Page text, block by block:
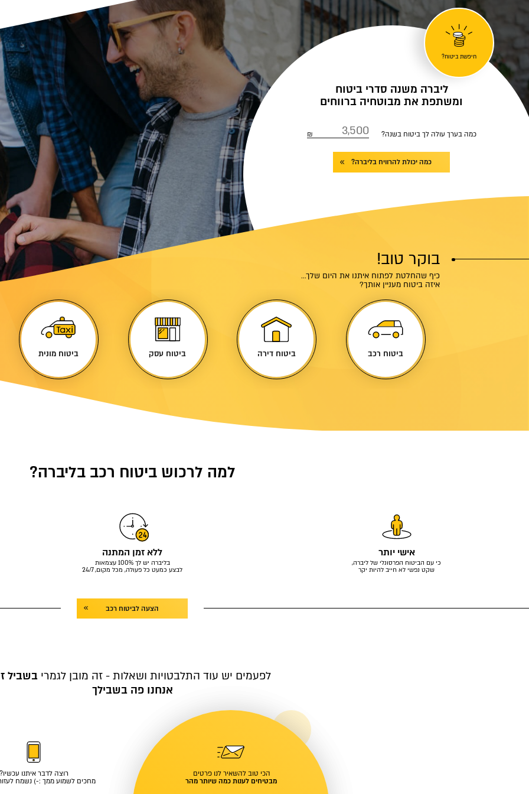
חיפשת ביטוח?
ליברה משנה סדרי ביטוח
ומשתפת את מבוטחיה ברווחים
כמה בערך עולה לך ביטוח בשנה?
כמה יכולת להרוויח בליברה?
בוקר טוב!
כיף שהחלטת לפתוח איתנו את היום שלך...
איזה ביטוח מעניין אותך?
ביטוח רכב ביטוח דירה ביטוח עסק ביטוח מונית
למה לרכוש ביטוח רכב בליברה?
אישי יותר
כי עם הביטוח הפרסונלי של ליברה,
שקט נפשי לא חייב להיות יקר
ללא זמן המתנה
בליברה יש לך 100% עצמאות
לבצע כמעט כל פעולה, מכל מקום, 24/7
הצעה לביטוח רכב
לפעמים יש עוד התלבטויות ושאלות - זה מובן לגמרי בשביל
אנחנו פה בשבילך
הכי טוב להשאיר לנו פרטים
מבטיחים לענות כמה שיותר מהר
רוצה לדבר איתנו
מחכים לשמוע ממך :-) נשמח לעזור